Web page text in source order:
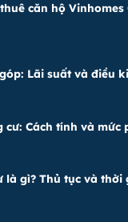
căn hộ
Lãi suất và điều
cư: Cách tính và mức
là gì? Thủ tục và thời